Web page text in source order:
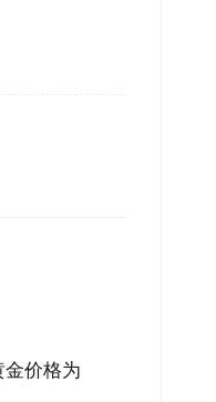
价格为